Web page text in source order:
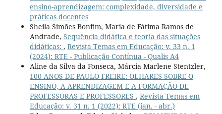
ensino-aprendizagem: complexidade, diversidade e
práticas docentes
Sheila Simões Bonfim, Maria de Fátima Ramos de
Andrade, Sequência didática e teoria das situações
didáticas: , Revista Temas em Educação: v. 33 n. 1
(2024): RTE - Publicação Contínua - Qualis A4
Aline da Silva da Fonseca, Márcia Marlene Stentzler,
100 ANOS DE PAULO FREIRE: OLHARES SOBRE O
ENSINO, A APRENDIZAGEM E A FORMAÇÃO DE
PROFESSORAS E PROFESSORES , Revista Temas em
Educação: v. 31 n. 1 (2022): RTE (jan. - abr.)